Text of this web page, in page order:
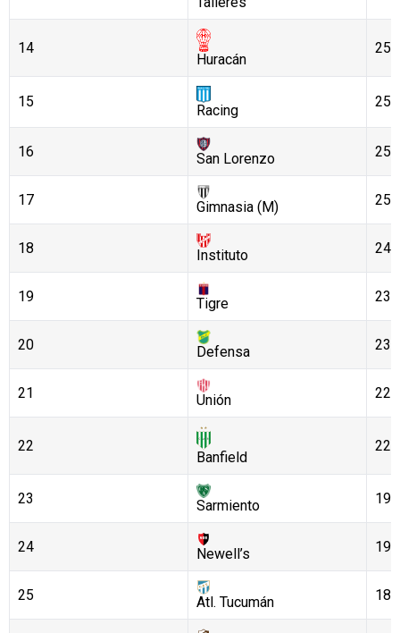
14
Huracán
25
15
Racing
25
16 San Lorenzo 25
17 Gimnasia (M) 25
18 Instituto 24
19 Tigre 23
20 Defensa 23
21 Unión 22
22
Banfield
22
23 Sarmiento 19
24 Newell’s 19
25 Atl. Tucumán 18